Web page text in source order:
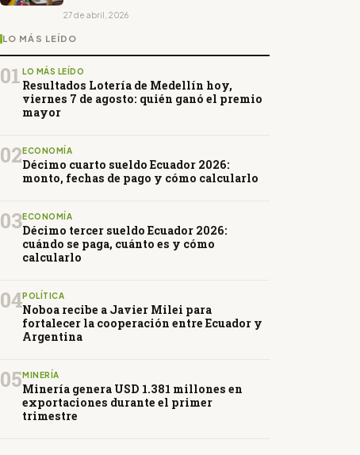
27 de abril, 2026
LO MÁS LEÍDO
01 LO MÁS LEÍDO
Resultados Lotería de Medellín hoy,
viernes 7 de agosto: quién ganó el premio
mayor
02 ECONOMÍA
Décimo cuarto sueldo Ecuador 2026:
monto, fechas de pago y cómo calcularlo
03ECONOMÍA
Décimo tercer sueldo Ecuador 2026:
cuándo se paga, cuánto es y cómo
calcularlo
04POLÍTICA
Noboa recibe a Javier Milei para
fortalecer la cooperación entre Ecuador y
Argentina
05 MINERÍA
Minería genera USD 1.381 millones en
exportaciones durante el primer
trimestre